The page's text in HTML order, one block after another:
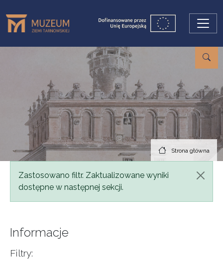
Strona główna
Komunikat
Zastosowano filtr. Zaktualizowane wyniki
dostępne w następnej sekcji.
Informacje
Filtry: